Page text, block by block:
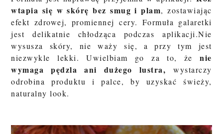
wtapia się w skórę bez smug i plam, zostawiając
efekt zdrowej, promiennej cery. Formuła galaretki
jest delikatnie chłodząca podczas aplikacji.Nie
wysusza skóry, nie waży się, a przy tym jest
niezwykle lekki. Uwielbiam go za to, żenie
wymaga pędzla ani dużego lustra,wystarczy
odrobina produktu i palce, by uzyskać świeży,
naturalny look.